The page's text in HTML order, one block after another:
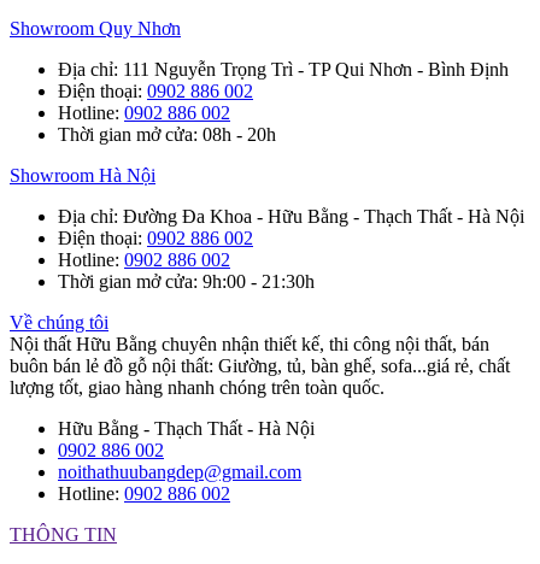
Showroom Quy Nhơn
Địa chỉ: 111 Nguyễn Trọng Trì - TP Qui Nhơn - Bình Định
Điện thoại: 0902 886 002
Hotline: 0902 886 002
Thời gian mở cửa: 08h - 20h
Showroom Hà Nội
Địa chỉ: Đường Đa Khoa - Hữu Bằng - Thạch Thất - Hà Nội
Điện thoại: 0902 886 002
Hotline: 0902 886 002
Thời gian mở cửa: 9h:00 - 21:30h
Về chúng tôi
Nội thất Hữu Bằng chuyên nhận thiết kế, thi công nội thất, bán
buôn bán lẻ đồ gỗ nội thất: Giường, tủ, bàn ghế, sofa...giá rẻ, chất
lượng tốt, giao hàng nhanh chóng trên toàn quốc.
Hữu Bằng - Thạch Thất - Hà Nội
0902 886 002
noithathuubangdep@gmail.com
Hotline: 0902 886 002
THÔNG TIN